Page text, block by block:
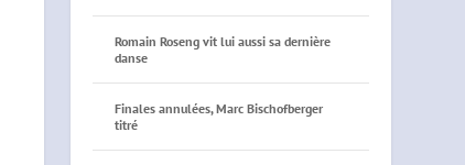
Romain Roseng vit lui aussi sa dernière
danse
Finales annulées, Marc Bischofberger
titré